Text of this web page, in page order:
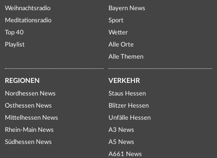
Weihnachtsradio
Meditationsradio
Top 40
Playlist
Bayern News
Sport
Wetter
Alle Orte
Alle Themen
REGIONEN
Nordhessen News
Osthessen News
Mittelhessen News
Rhein-Main News
Südhessen News
VERKEHR
Staus Hessen
Blitzer Hessen
Unfälle Hessen
A3 News
A5 News
A661 News